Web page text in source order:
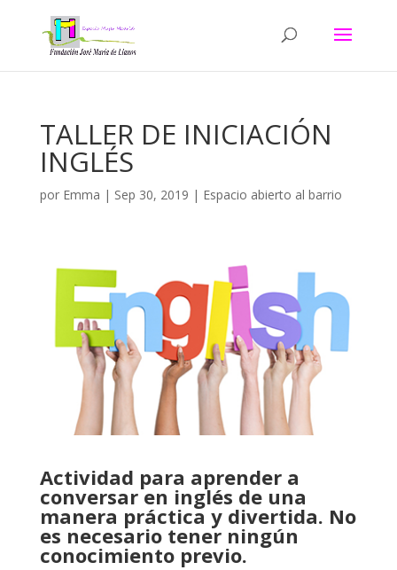
TALLER DE INICIACIÓN
INGLÉS
por Emma | Sep 30, 2019 | Espacio abierto al barrio
Actividad para aprender a
conversar en inglés de una
manera práctica y divertida. No
es necesario tener ningún
conocimiento previo.